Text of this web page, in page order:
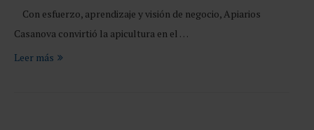
Con esfuerzo, aprendizaje y visión de negocio, Apiarios
Casanova convirtió la apicultura en el …
Leer más